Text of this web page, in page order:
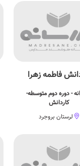
فاطمه زهرا
- دوره دوم متوسطه-
کاردانش
لرستان بروجرد